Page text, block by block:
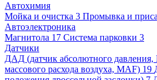
Автохимия
Мойка и очистка 3 Промывка и
Автоэлектроника
Магнитола 17 Система парковки 3
Датчики
ДАД (датчик абсолютного давления,
массового расхода воздуха, MAF) 19